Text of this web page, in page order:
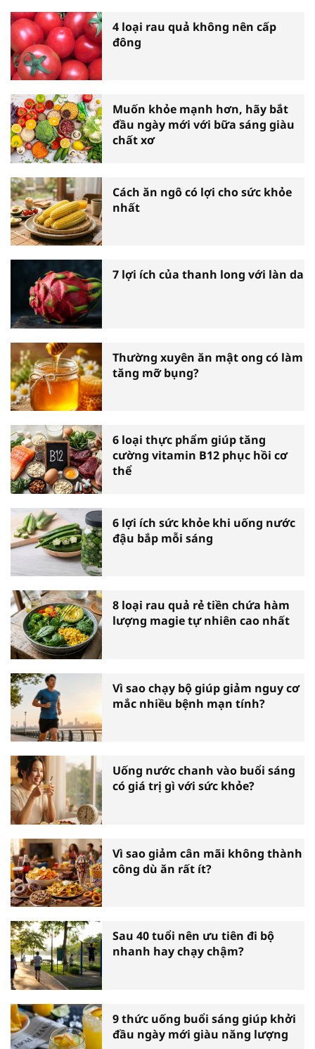
4 loại rau quả không nên cấp
đông
Muốn khỏe mạnh hơn, hãy bắt
đầu ngày mới với bữa sáng giàu
chất xơ
Cách ăn ngô có lợi cho sức khỏe
nhất
7 lợi ích của thanh long với làn da
Thường xuyên ăn mật ong có làm
tăng mỡ bụng?
6 loại thực phẩm giúp tăng
cường vitamin B12 phục hồi cơ
thể
6 lợi ích sức khỏe khi uống nước
đậu bắp mỗi sáng
8 loại rau quả rẻ tiền chứa hàm
lượng magie tự nhiên cao nhất
Vì sao chạy bộ giúp giảm nguy cơ
mắc nhiều bệnh mạn tính?
Uống nước chanh vào buổi sáng
có giá trị gì với sức khỏe?
Vì sao giảm cân mãi không thành
công dù ăn rất ít?
Sau 40 tuổi nên ưu tiên đi bộ
nhanh hay chạy chậm?
9 thức uống buổi sáng giúp khởi
đầu ngày mới giàu năng lượng